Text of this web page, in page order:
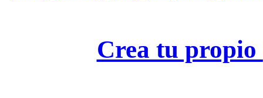
Crea tu propio